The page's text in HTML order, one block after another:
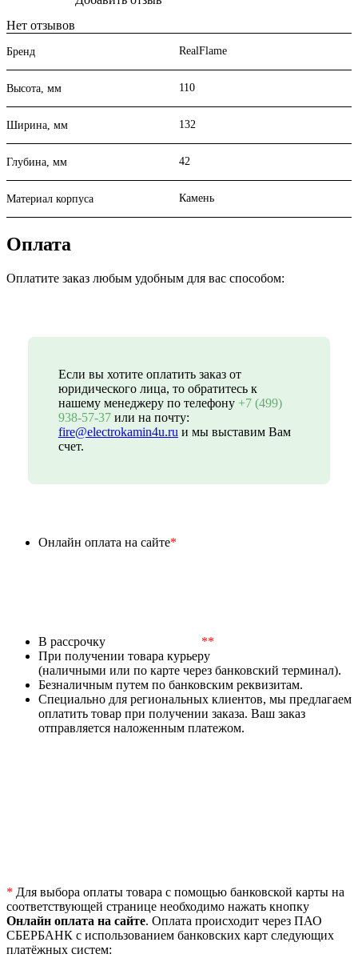
Нет отзывов
Бренд RealFlame
Высота, мм 110
Ширина, мм 132
Глубина, мм 42
Материал корпуса Камень
Оплата
Оплатите заказ любым удобным для вас способом:
Если вы хотите оплатить заказ от
юридического лица, то обратитесь к
нашему менеджеру по телефону +7 (499)
938-57-37или на почту:
fire@electrokamin4u.ru и мы выставим Вам
счет.
Онлайн оплата на сайте*
В рассрочку
**
При получении товара курьеру
(наличными или по карте через банковский терминал).
Безналичным путем по банковским реквизитам.
Специально для региональных клиентов, мы предлагаем
оплатить товар при получении заказа. Ваш заказ
отправляется наложенным платежом.
* Для выбора оплаты товара с помощью банковской карты на
соответствующей странице необходимо нажать кнопку
Онлайн оплата на сайте. Оплата происходит через ПАО
СБЕРБАНК с использованием банковских карт следующих
платёжных систем: